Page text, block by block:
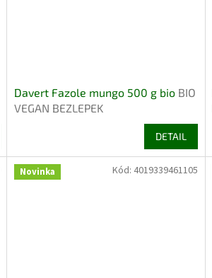
Davert Fazole mungo 500 g bio BIO
VEGAN BEZLEPEK
DETAIL
Novinka Kód: 4019339461105